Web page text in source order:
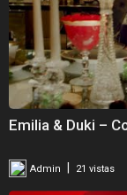
Emilia & Duki –
Admin 21 vistas